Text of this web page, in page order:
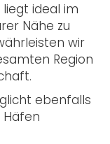
ideal im
Nähe zu
wir
Region
ebenfalls
Häfen